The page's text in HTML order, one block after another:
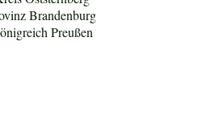
Brandenburg
Preußen